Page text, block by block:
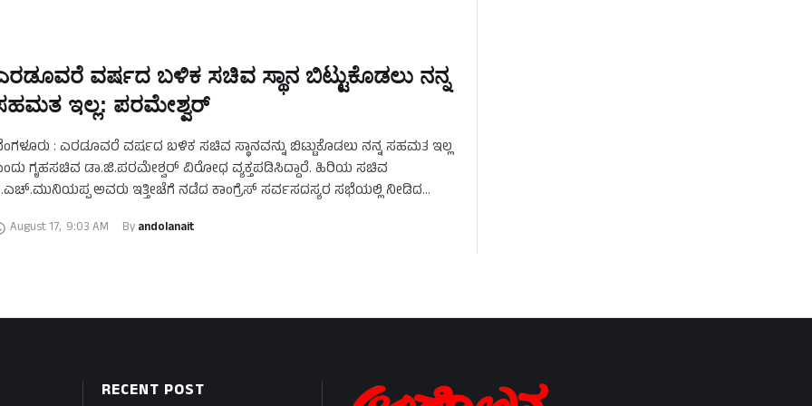
ವರ್ಷದ ಬಳಿಕ ಸಚಿವ ಸ್ಥಾನ ಬಿಟ್ಟುಕೊಡಲು ನನ್ನ
ಇಲ್ಲ: ಪರಮೇಶ್ವರ್‌
: ಎರಡೂವರೆ ವರ್ಷದ ಬಳಿಕ ಸಚಿವ ಸ್ಥಾನವನ್ನು ಬಿಟ್ಟುಕೊಡಲು ನನ್ನ ಸಹಮತ ಇಲ್ಲ
ಗೃಹಸಚಿವ ಡಾ.ಜಿ.ಪರಮೇಶ್ವರ್ ವಿರೋಧ ವ್ಯಕ್ತಪಡಿಸಿದ್ದಾರೆ. ಹಿರಿಯ ಸಚಿವ
ಅವರು ಇತ್ತೀಚೆಗೆ ನಡೆದ ಕಾಂಗ್ರೆಸ್ ಸರ್ವಸದಸ್ಯರ ಸಭೆಯಲ್ಲಿ ನೀಡಿದ
August 17, 9:03 AM By andolanait
RECENT POST